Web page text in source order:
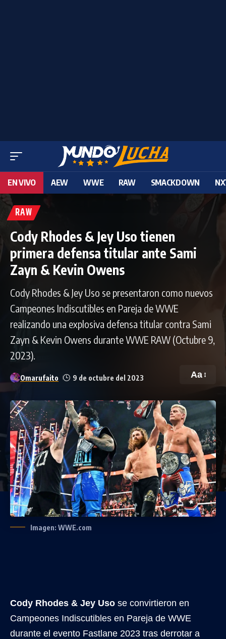
EN VIVO AEW WWE RAW SMACKDOWN
RAW
Cody Rhodes & Jey Uso tienen
primera defensa titular ante Sami
Zayn & Kevin Owens
Cody Rhodes & Jey Uso se presentaron como nuevos
Campeones Indiscutibles en Pareja de WWE
realizando una explosiva defensa titular contra Sami
Zayn & Kevin Owens durante WWE RAW (Octubre 9,
2023).
Omarufaito 9 de octubre del 2023 Aa
Imagen: WWE.com
Cody Rhodes & Jey Uso se convirtieron en
Campeones Indiscutibles en Pareja de WWE
durante el evento Fastlane 2023 tras derrotar a